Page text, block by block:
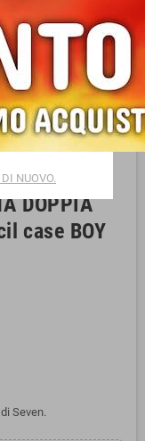
DOPPIA
case BOY
Seven.
NUOVO.